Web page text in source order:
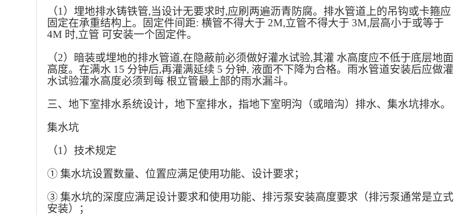
（1）埋地排水铸铁管,当设计无要求时,应刷两遍沥青防腐。排水管道上的吊钩或卡箍应
固定在承重结构上。固定件间距: 横管不得大于 2M,立管不得大于 3M,层高小于或等于
4M 时,立管 可安装一个固定件。
（2）暗装或埋地的排水管道,在隐蔽前必须做好灌水试验,其灌 水高度应不低于底层地面
高度。在满水 15 分钟后,再灌满延续 5 分钟, 液面不下降为合格。雨水管道安装后应做灌
水试验灌水高度必须到每 根立管最上部的雨水漏斗。
三、地下室排水系统设计，地下室排水，指地下室明沟（或暗沟）排水、集水坑排水。
集水坑
（1）技术规定
① 集水坑设置数量、位置应满足使用功能、设计要求；
③ 集水坑的深度应满足设计要求和使用功能、排污泵安装高度要求（排污泵通常是立式
安装）；